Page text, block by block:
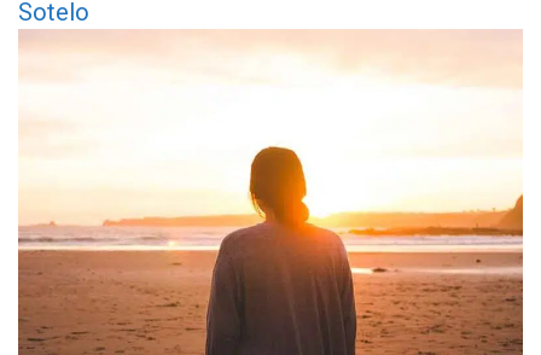
Sotelo